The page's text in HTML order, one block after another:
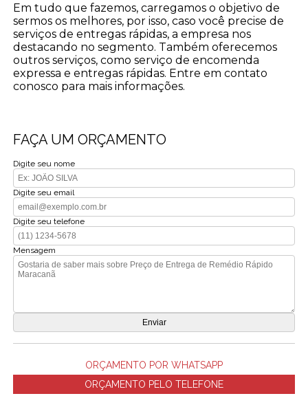
Em tudo que fazemos, carregamos o objetivo de
sermos os melhores, por isso, caso você precise de
serviços de entregas rápidas, a empresa nos
destacando no segmento. Também oferecemos
outros serviços, como serviço de encomenda
expressa e entregas rápidas. Entre em contato
conosco para mais informações.
FAÇA UM ORÇAMENTO
Digite seu nome
Digite seu email
Digite seu telefone
Mensagem
ORÇAMENTO POR WHATSAPP
ORÇAMENTO PELO TELEFONE